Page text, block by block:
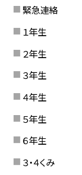
緊急連絡
１年生
２年生
３年生
４年生
５年生
６年生
３・４くみ